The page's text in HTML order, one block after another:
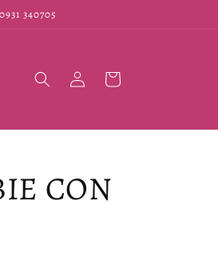
340705
AccediCarrello
CON